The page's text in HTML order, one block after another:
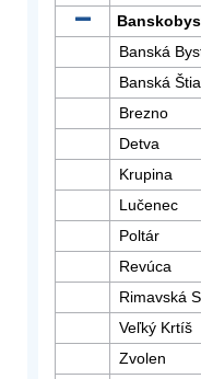
Banská
Banská
Brezno
Detva
Krupina
Lučenec
Poltár
Revúca
Rimavská
Veľký Krtíš
Zvolen